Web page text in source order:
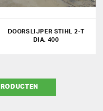
DOORSLIJPER STIHL 2-T
DIA. 400